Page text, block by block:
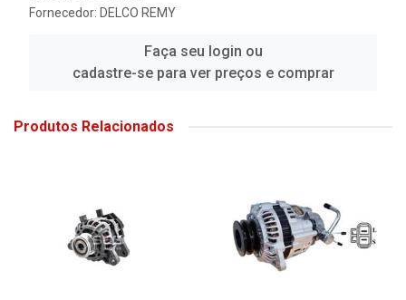
Fornecedor: DELCO REMY
Faça seu login ou
cadastre-se para ver preços e comprar
Produtos Relacionados